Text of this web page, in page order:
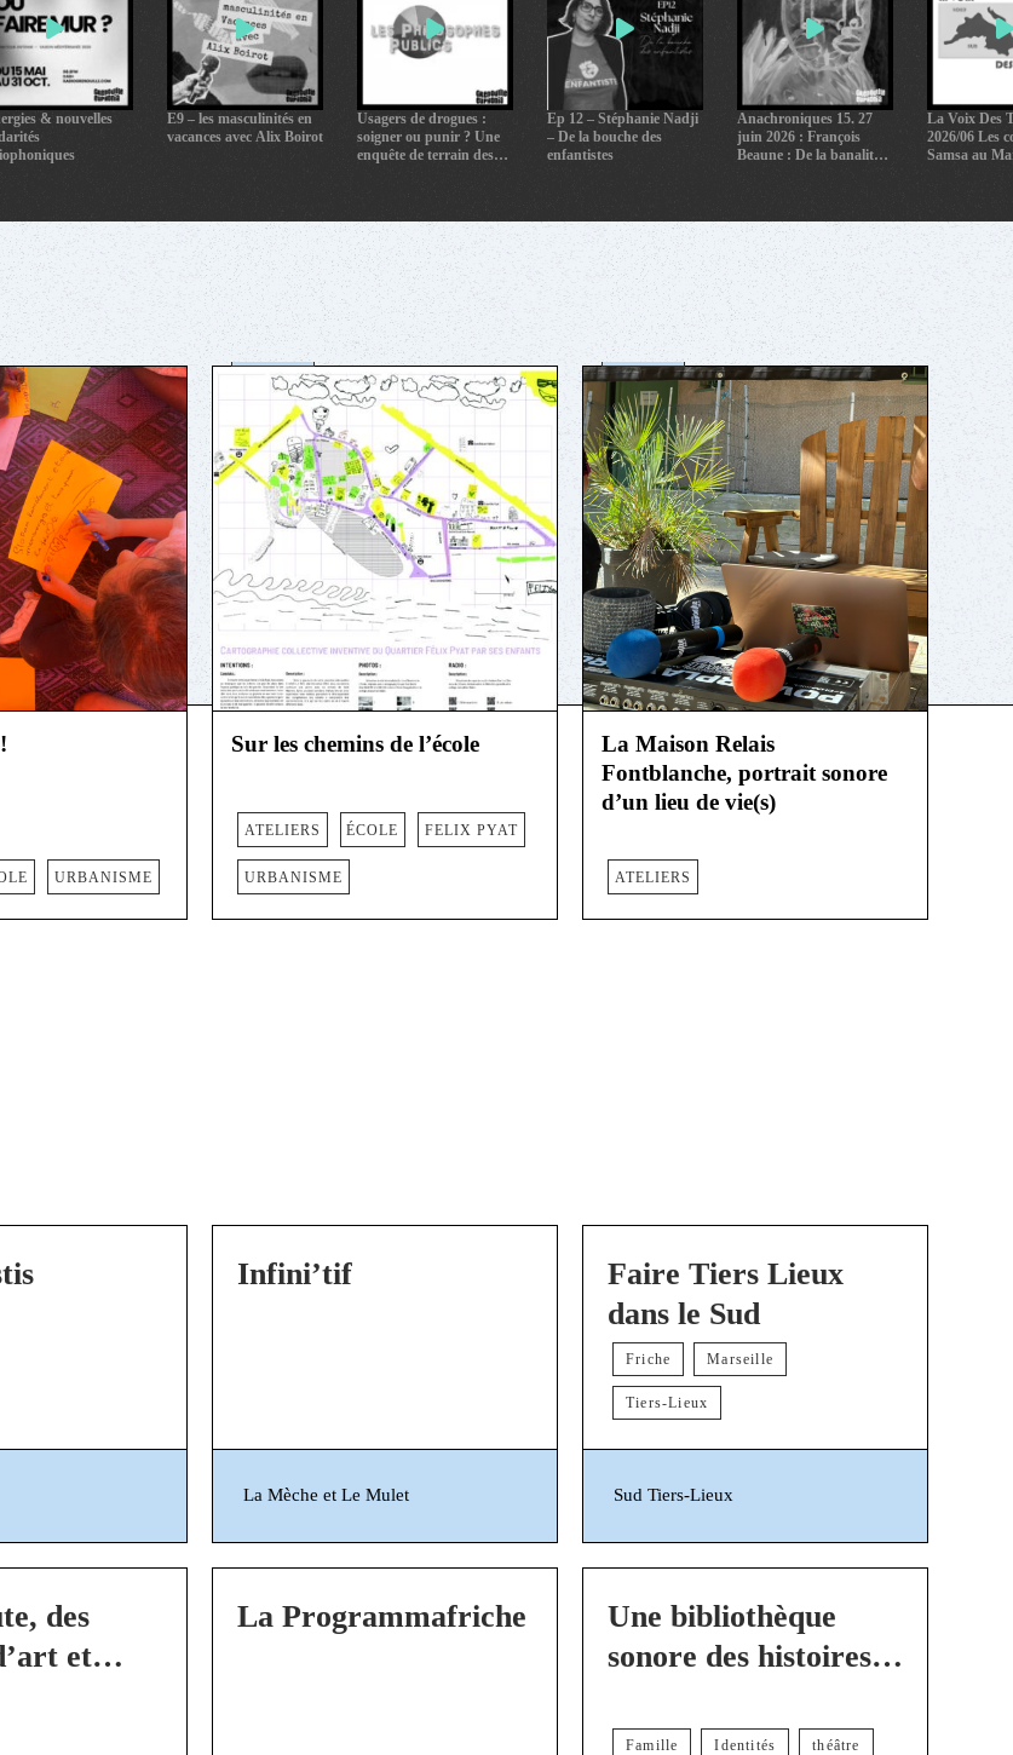
& nouvelles
E9 – les masculinités en
vacances avec Alix Boirot
Usagers de drogues :
soigner ou punir ? Une
enquête de terrain des
Ep 12 – Stéphanie Nadji
– De la bouche des
enfantistes
Anachroniques 15. 27
juin 2026 : François
Beaune : De la banalité
La Voix Des
2026/06 Les
Samsa au
URBANISME
société
Sur les chemins de l’école
ATELIERS ÉCOLE FELIX PYAT
URBANISME
société
La Maison Relais
Fontblanche, portrait sonore
d’un lieu de vie(s)
ATELIERS
Infini’tif
La Mèche et Le Mulet
Faire Tiers Lieux
dans le Sud
Friche Marseille
Tiers-Lieux
Sud Tiers-Lieux
des
et
La Programmafriche
Une bibliothèque
sonore des histoires
Famille Identités théâtre